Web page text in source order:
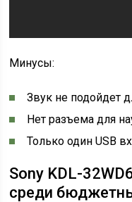
Минусы:
Звук не подойдет
Нет разъема для
Только один USB
Sony KDL-
среди